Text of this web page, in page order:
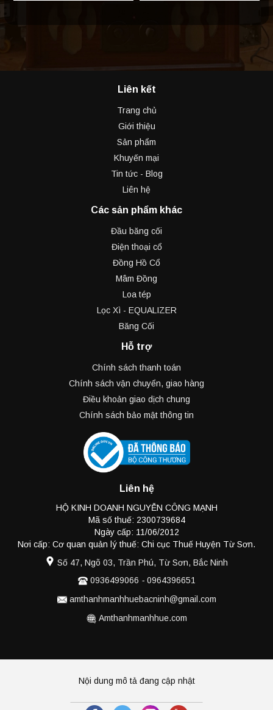
Liên kết
Trang chủ
Giới thiệu
Sản phẩm
Khuyến mại
Tin tức - Blog
Liên hệ
Các sản phẩm khác
Đầu băng cối
Điện thoại cổ
Đồng Hồ Cổ
Mâm Đồng
Loa tép
Lọc Xì - EQUALIZER
Băng Cối
Hỗ trợ
Chính sách thanh toán
Chính sách vận chuyển, giao hàng
Điều khoản giao dịch chung
Chính sách bảo mật thông tin
Liên hệ
HỘ KINH DOANH NGUYỄN CÔNG MẠNH
Mã số thuế: 2300739684
Ngày cấp: 11/06/2012
Nơi cấp: Cơ quan quản lý thuế: Chi cục Thuế Huyện Từ Sơn.
Số 47, Ngõ 03, Trần Phú, Từ Sơn, Bắc Ninh
0936499066 - 0964396651
amthanhmanhhuebacninh@gmail.com
Amthanhmanhhue.com
Nội dung mô tả đang cập nhật